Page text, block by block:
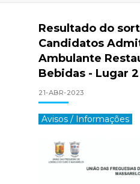
Resultado do
Candidatos
Ambulante
Bebidas - Lugar 2
21-ABR-2023
Avisos / Informações